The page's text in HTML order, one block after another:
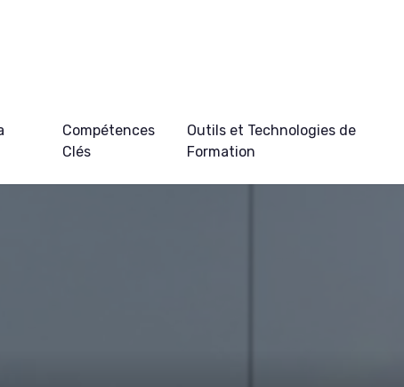
Compétences
Clés
Outils et Technologies de
Formation